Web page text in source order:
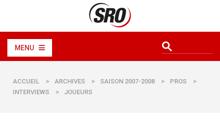
MENU
ACCUEIL > ARCHIVES > SAISON 2007-2008 > PROS
>
INTERVIEWS
> JOUEURS